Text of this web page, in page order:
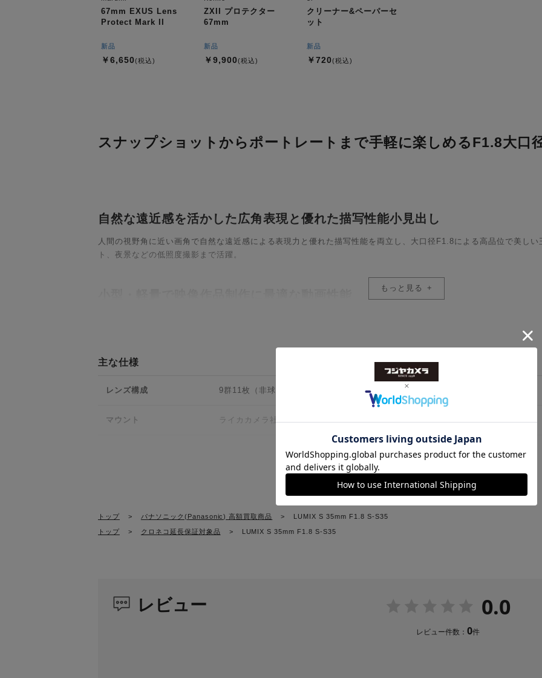
新品
67mm EXUS Lens
Protect Mark II
￥6,650(税込)
新品
ZXII プロテクター
67mm
￥9,900(税込)
新品
クリーナー&ペーパーセ
ット
￥720(税込)
スナップショットからポートレートまで手軽に楽しめるF1.8大口
自然な遠近感を活かした広角表現と優れた描写性能小見出し
人間の視野角に近い画角で自然な遠近感による表現力と優れた描写性能を両立し、大口径F1.8による高品位で美し
ト、夜景などの低照度撮影まで活躍。
描写性能とサイズ、操作性を統一したF1.8シリーズコンセプト
描写性能・サイズ・操作性の統一。撮影時の取り回しに配慮し、重心バランスをほぼ揃えた仕様により、ジンバルや
負担軽減など、ワークフローの効率化を実現。
もっと見る
主な仕様
レンズ構成 9群11枚（非球面レンズ3枚、EDレンズ3枚）
マウント ライカカメラ社L-Mount規格準拠
絞り形式 9枚羽根 円形虹彩絞り
最大撮影倍率
もっと見る
トップ > パナソニック(Panasonic) 高額買取商品 > LUMIX S 35mm F1.8 S-S35
トップ > クロネコ延長保証対象品 > LUMIX S 35mm F1.8 S-S35
レビュー 0.0
レビュー件数： 0件